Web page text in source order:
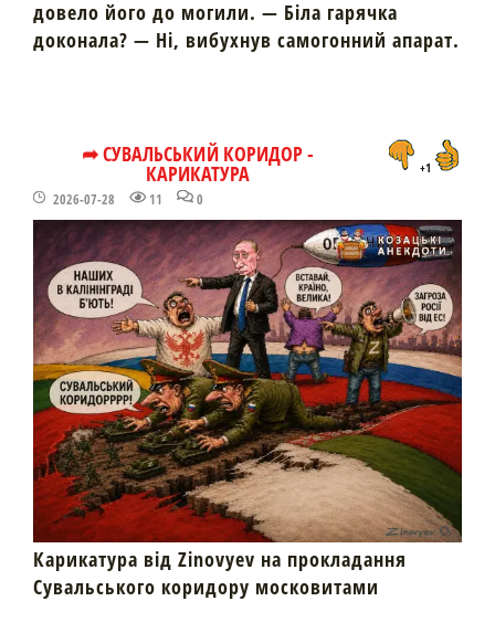
довело його до могили. — Біла гарячка
доконала? — Ні, вибухнув самогонний апарат.
➦ СУВАЛЬСЬКИЙ КОРИДОР -
КАРИКАТУРА
2026-07-28 11 0
+1
Карикатура від Zinovyev на прокладання
Сувальського коридору московитами